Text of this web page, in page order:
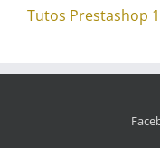
Tutos Prestashop